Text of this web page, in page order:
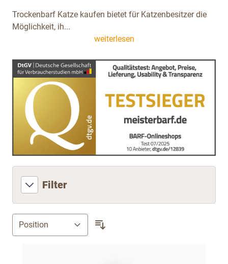
Trockenbarf Katze kaufen bietet für Katzenbesitzer die
Möglichkeit, ih...
weiterlesen
Filter